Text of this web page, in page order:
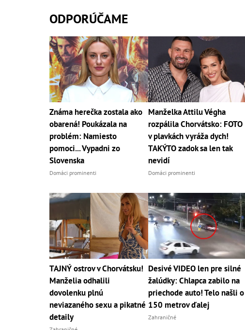
ODPORÚČAME
Známa herečka zostala ako
obarená! Poukázala na
problém: Namiesto
pomoci... Vypadni zo
Slovenska
Domáci prominenti
Manželka Attilu Végha
rozpálila Chorvátsko: FOTO
v plavkách vyráža dych!
TAKÝTO zadok sa len tak
nevidí
Domáci prominenti
TAJNÝ ostrov v Chorvátsku!
Manželia odhalili
dovolenku plnú
neviazaného sexu a pikatné
detaily
Desivé VIDEO len pre silné
žalúdky: Chlapca zabilo na
priechode auto! Telo našli o
150 metrov ďalej
Zahraničné